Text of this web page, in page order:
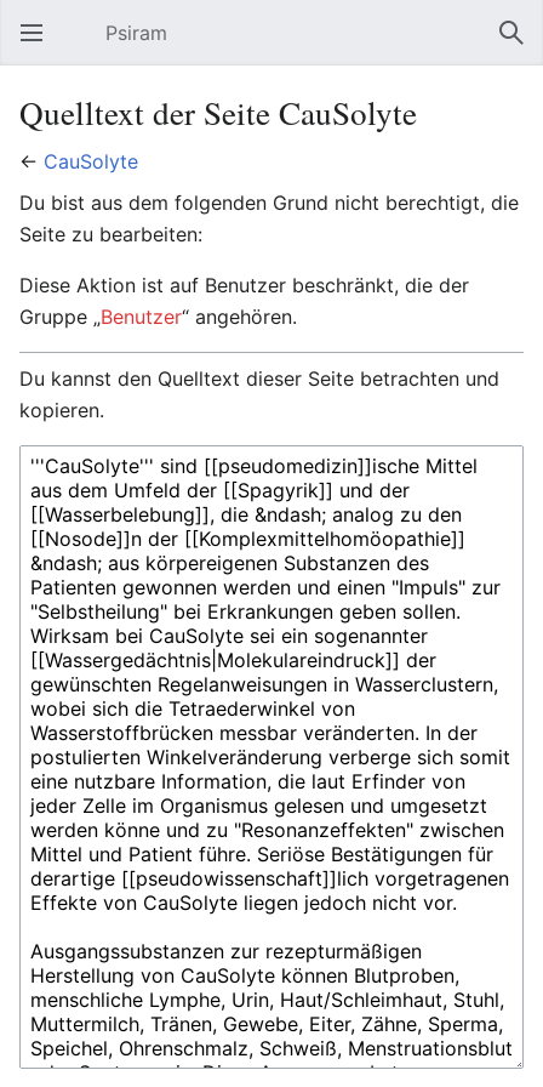
Hauptmenü öffnen Psiram
Quelltext der Seite CauSolyte
← CauSolyte
Du bist aus dem folgenden Grund nicht berechtigt, die
Seite zu bearbeiten:
Diese Aktion ist auf Benutzer beschränkt, die der
Gruppe „Benutzer“ angehören.
Du kannst den Quelltext dieser Seite betrachten und
kopieren.